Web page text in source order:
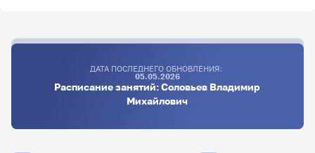
ДАТА ПОСЛЕДНЕГО ОБНОВЛЕНИЯ:
05.05.2026
Расписание занятий: Соловьев Владимир
Михайлович